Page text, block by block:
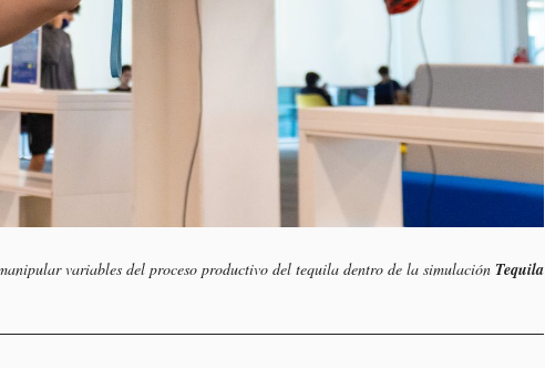
variables del proceso productivo del tequila dentro de la simulación Tequila